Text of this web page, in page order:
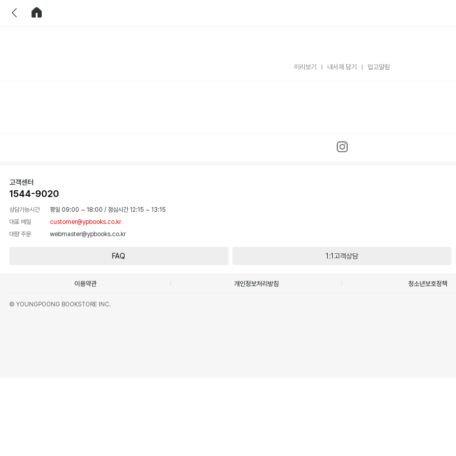
미리보기 내서재 담기 입고알림
고객센터
1544-9020
상담가능시간 평일 09:00 ~ 18:00 / 점심시간 12:15 ~ 13:15
대표 메일
customer@ypbooks.co.kr
대량 주문
webmaster@ypbooks.co.kr
FAQ 1:1고객상담
이용약관 개인정보처리방침 청소년보호정책
© YOUNGPOONG BOOKSTORE INC.